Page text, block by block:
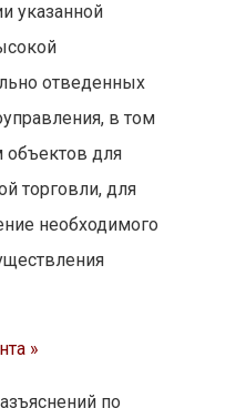
указанной
отведенных
в том
объектов для
торговли, для
необходимого
»
по